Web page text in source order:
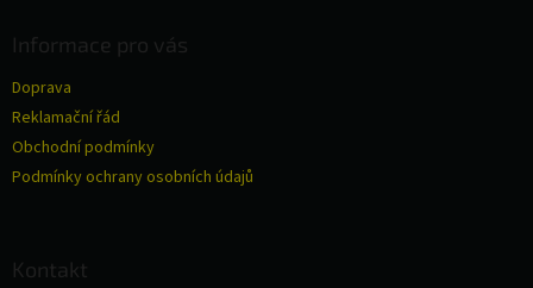
Informace pro vás
Doprava
Reklamační řád
Obchodní podmínky
Podmínky ochrany osobních údajů
Kontakt